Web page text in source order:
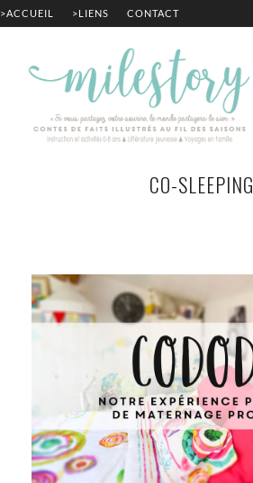
>ACCUEIL >LIENS CONTACT
CO-SLEEPING